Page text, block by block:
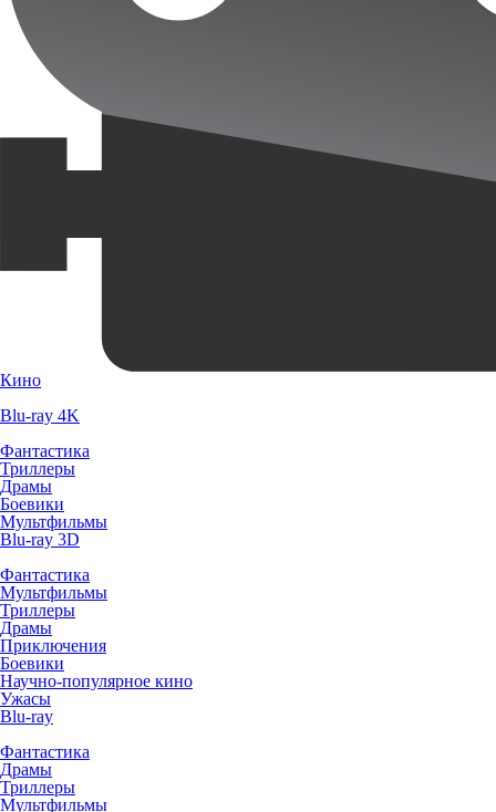
Кино
Blu-ray 4K
Фантастика
Триллеры
Драмы
Боевики
Мультфильмы
Blu-ray 3D
Фантастика
Мультфильмы
Триллеры
Драмы
Приключения
Боевики
Научно-популярное кино
Ужасы
Blu-ray
Фантастика
Драмы
Триллеры
Мультфильмы